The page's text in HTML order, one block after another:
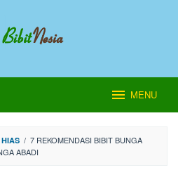
MENU
/ 7 REKOMENDASI BIBIT BUNGA
ABADI